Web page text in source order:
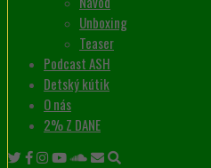
Unboxing
Teaser
Podcast ASH
Detský kútik
O nás
2% Z DANE